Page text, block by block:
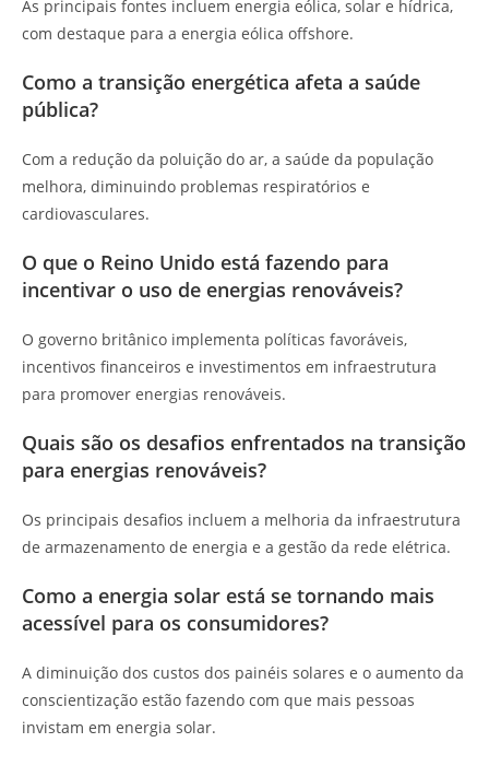
As principais fontes incluem energia eólica, solar e hídrica,
com destaque para a energia eólica offshore.
Como a transição energética afeta a saúde
pública?
Com a redução da poluição do ar, a saúde da população
melhora, diminuindo problemas respiratórios e
cardiovasculares.
O que o Reino Unido está fazendo para
incentivar o uso de energias renováveis?
O governo britânico implementa políticas favoráveis,
incentivos financeiros e investimentos em infraestrutura
para promover energias renováveis.
Quais são os desafios enfrentados na transição
para energias renováveis?
Os principais desafios incluem a melhoria da infraestrutura
de armazenamento de energia e a gestão da rede elétrica.
Como a energia solar está se tornando mais
acessível para os consumidores?
A diminuição dos custos dos painéis solares e o aumento da
conscientização estão fazendo com que mais pessoas
invistam em energia solar.